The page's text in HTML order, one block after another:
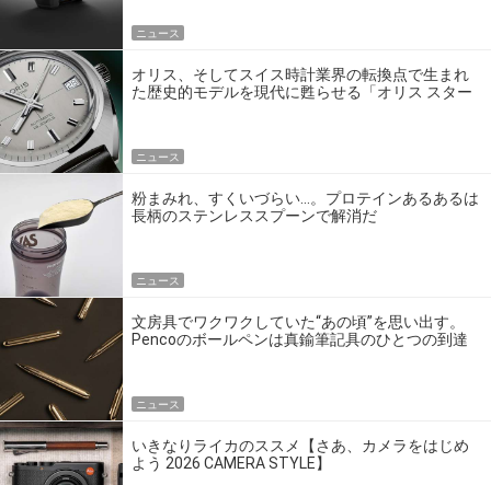
ニュース
オリス、そしてスイス時計業界の転換点で生まれ
た歴史的モデルを現代に甦らせる「オリス スター
ニュース
粉まみれ、すくいづらい…。プロテインあるあるは
長柄のステンレススプーンで解消だ
ニュース
文房具でワクワクしていた“あの頃”を思い出す。
Pencoのボールペンは真鍮筆記具のひとつの到達
ニュース
いきなりライカのススメ【さあ、カメラをはじめ
よう 2026 CAMERA STYLE】